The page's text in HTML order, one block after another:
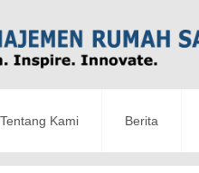
Tentang Kami Berita